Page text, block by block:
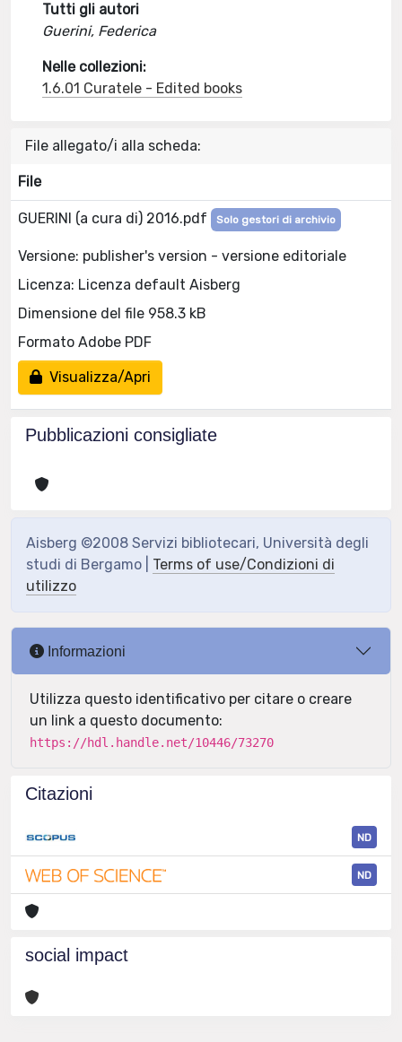
Tutti gli autori
Guerini, Federica
Nelle collezioni:
1.6.01 Curatele - Edited books
File allegato/i alla scheda:
File
GUERINI (a cura di) 2016.pdf Solo gestori di archivio
Versione: publisher's version - versione editoriale
Licenza: Licenza default Aisberg
Dimensione del file 958.3 kB
Formato Adobe PDF
Visualizza/Apri
Pubblicazioni consigliate
Aisberg ©2008 Servizi bibliotecari, Università degli
studi di Bergamo | Terms of use/Condizioni di
utilizzo
Informazioni
Utilizza questo identificativo per citare o creare
un link a questo documento:
https://hdl.handle.net/10446/73270
Citazioni
ND
ND
social impact